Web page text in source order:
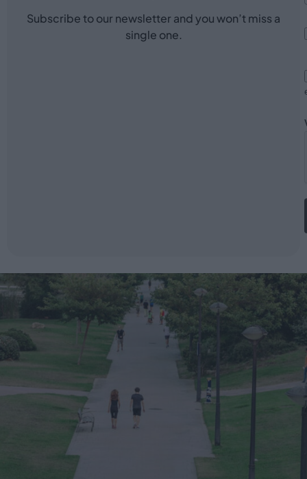
Subscribe to our newsletter and you won’t miss a
single one.